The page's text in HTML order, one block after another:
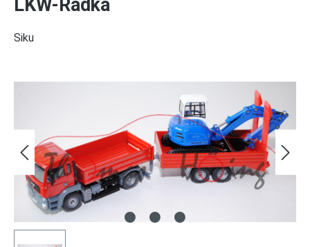
LKW-Radka
Siku
Bildergalerie überspringen